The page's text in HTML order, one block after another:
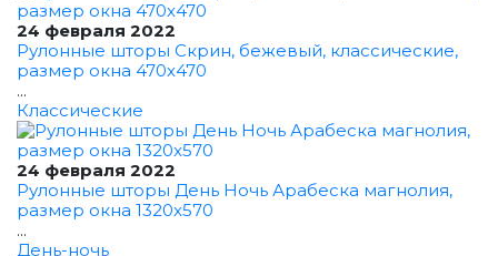
24 февраля 2022
Рулонные шторы Скрин, бежевый, классические,
размер окна 470x470
...
Классические
24 февраля 2022
Рулонные шторы День Ночь Арабеска магнолия,
размер окна 1320x570
...
День-ночь